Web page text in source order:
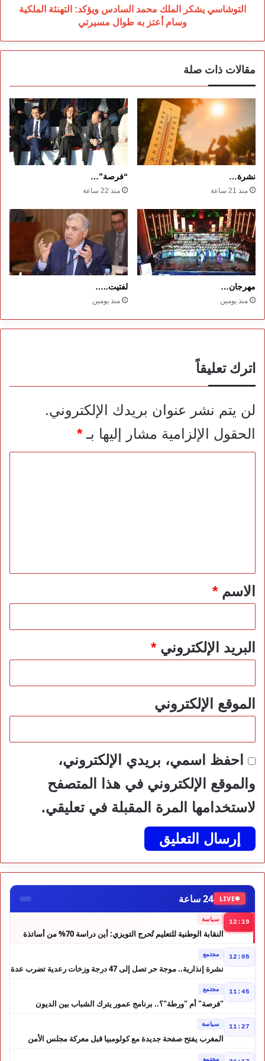
أعتز
مسيرتي
التوشاسي يشكر الملك محمد السادس ويؤكد: التهنئة الملكية
وسام أعتز به طوال مسيرتي
مقالات ذات صلة
نشرة…
منذ 21 ساعة
“فرصة”…
منذ 22 ساعة
مهرجان…
منذ يومين
لفتيت..…
منذ يومين
اترك تعليقاً
لن يتم نشر عنوان بريدك الإلكتروني.
الحقول الإلزامية مشار إليها بـ*
*الاسم*
البريد الإلكتروني*
الموقع الإلكتروني
احفظ اسمي، بريدي الإلكتروني،
والموقع الإلكتروني في هذا المتصفح
لاستخدامها المرة المقبلة في تعليقي.
LIVE 24 ساعة
12:19 سياسة
النقابة الوطنية للتعليم تُحرج التويزي: أين دراسة 70% من أساتذة
12:05 مجتمع
نشرة إنذارية.. موجة حر تصل إلى 47 درجة وزخات رعدية تضرب عدة
11:45 مجتمع
"فرصة" أم "ورطة"؟.. برنامج عمور يترك الشباب بين الديون
11:27 سياسة
المغرب يفتح صفحة جديدة مع كولومبيا قبل معركة مجلس الأمن
مجتمع